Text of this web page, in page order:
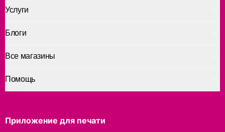
Услуги
Помощь
Блоги
Все магазины
Приложение для печати